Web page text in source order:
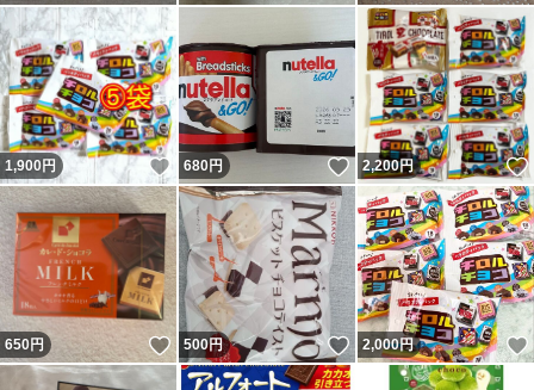
1,900円 いいね！
680円 いいね！
2,200円
650円 いいね！
500円 いいね！
2,000円